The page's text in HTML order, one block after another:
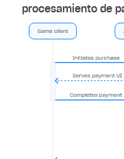
procesamiento de